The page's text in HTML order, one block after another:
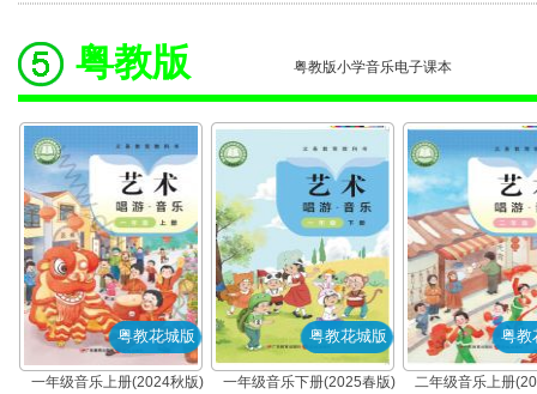
粤教版 粤教版小学音乐电子课本
粤教花城版
一年级音乐上册(2024秋版)
粤教花城版
一年级音乐下册(2025春版)
粤教
二年级音乐上册